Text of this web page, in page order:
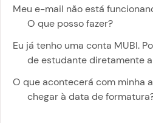
Meu e-mail não está
O que posso fazer?
Eu já tenho uma conta MUBI.
de estudante diretamente
O que acontecerá com minha
chegar à data de